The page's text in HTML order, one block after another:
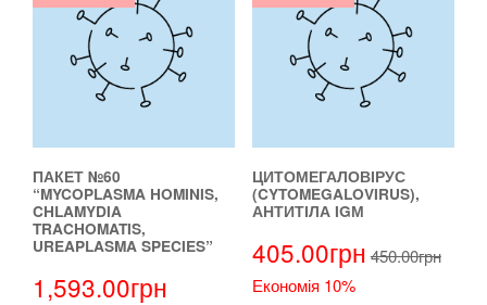
ПАКЕТ №60
“MYCOPLASMA HOMINIS,
CHLAMYDIA
TRACHOMATIS,
UREAPLASMA SPECIES”
1,593.00грн
ЦИТОМЕГАЛОВІРУС
(CYTOMEGALOVIRUS),
АНТИТІЛА IGМ
405.00грн 450.00грн
Економія 10%